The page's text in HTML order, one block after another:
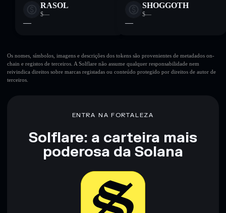
RASOL
$—
—
SHOGGOTH
$—
—
Os nomes, símbolos, imagens e descrições dos tokens são provenientes de metadados on-
chain e registos de terceiros. A Solflare não assume qualquer responsabilidade nem
reivindica direitos sobre marcas registadas ou conteúdo protegido por direitos de autor de
terceiros.
ENTRA NA FORTALEZA
Solflare: a carteira mais
poderosa da Solana